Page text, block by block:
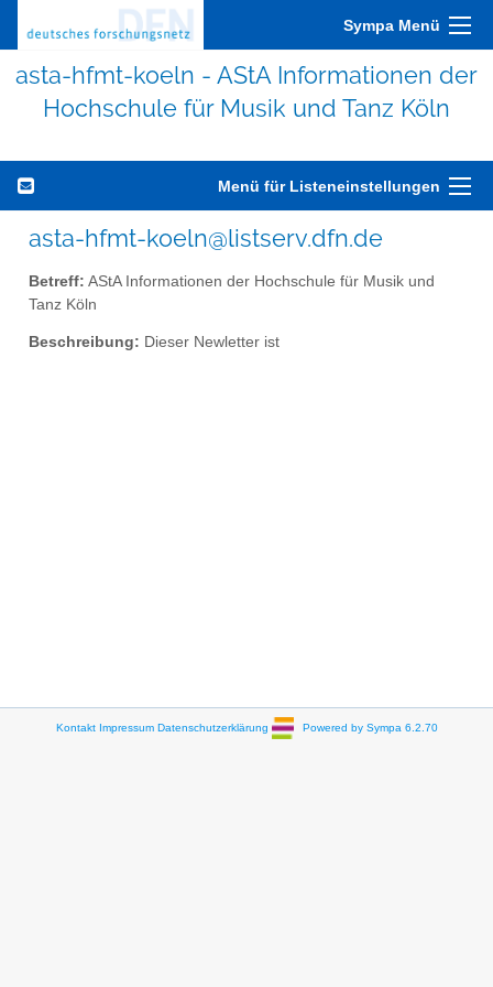
Sympa Menü
asta-hfmt-koeln - AStA Informationen der
Hochschule für Musik und Tanz Köln
Menü für Listeneinstellungen
asta-hfmt-koeln@listserv.dfn.de
Betreff: AStA Informationen der Hochschule für Musik und
Tanz Köln
Beschreibung: Dieser Newletter ist
Kontakt Impressum Datenschutzerklärung Powered by Sympa 6.2.70